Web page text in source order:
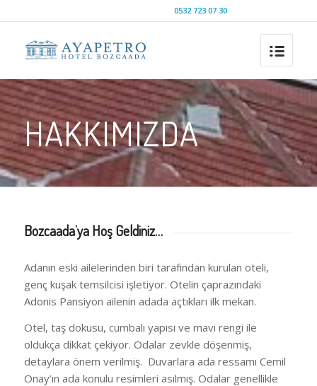
0532 723 07 30
HAKKIMIZDA
Bozcaada’ya Hoş Geldiniz…
Adanın eski ailelerinden biri tarafından kurulan oteli,
genç kuşak temsilcisi işletiyor. Otelin çaprazındaki
Adonis Pansiyon ailenin adada açtıkları ilk mekan.
Otel, taş dokusu, cumbalı yapısı ve mavi rengi ile
oldukça dikkat çekiyor. Odalar zevkle döşenmiş,
detaylara önem verilmiş. Duvarlara ada ressamı Cemil
Onay’ın ada konulu resimleri asılmış. Odalar genellikle